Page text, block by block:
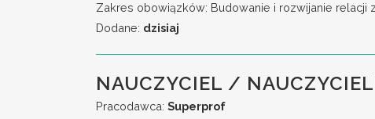
Zakres obowiązków: Budowanie i rozwijanie relacji
Dodane: dzisiaj
NAUCZYCIEL /
Pracodawca: Superprof